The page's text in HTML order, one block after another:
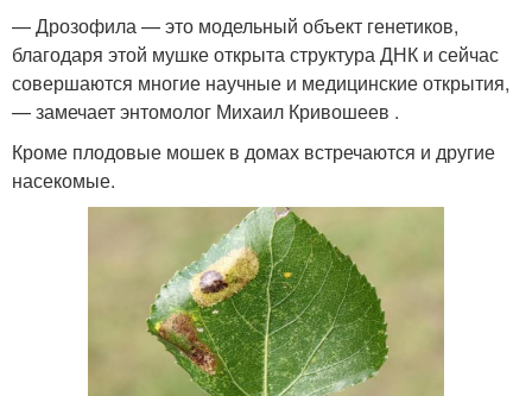
— Дрозофила — это модельный объект генетиков,
благодаря этой мушке открыта структура ДНК и сейчас
совершаются многие научные и медицинские открытия,
— замечает энтомолог Михаил Кривошеев .
Кроме плодовые мошек в домах встречаются и другие
насекомые.